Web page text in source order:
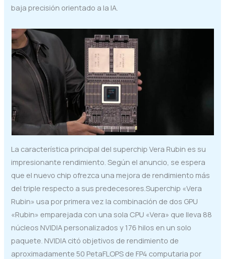
baja precisión orientado a la IA.
La característica principal del superchip Vera Rubin es su
impresionante rendimiento. Según el anuncio, se espera
que el nuevo chip ofrezca una mejora de rendimiento más
del triple respecto a sus predecesores.Superchip «Vera
Rubin» usa por primera vez la combinación de dos GPU
«Rubin» emparejada con una sola CPU «Vera» que lleva 88
núcleos NVIDIA personalizados y 176 hilos en un solo
paquete. NVIDIA citó objetivos de rendimiento de
aproximadamente 50 PetaFLOPS de FP4 computaria por